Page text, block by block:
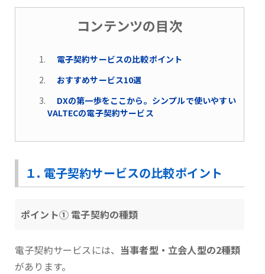
コンテンツの目次
電子契約サービスの比較ポイント
おすすめサービス10選
DXの第一歩をここから。シンプルで使いやすい
VALTECの電子契約サービス
１. 電子契約サービスの比較ポイント
ポイント① 電子契約の種類
電子契約サービスには、 当事者型・立会人型の2種類
があります。